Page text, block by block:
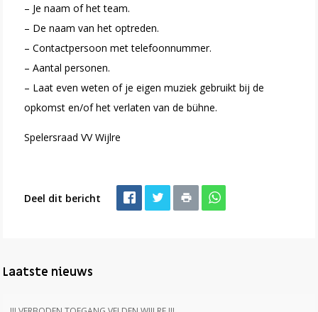
– Je naam of het team.
– De naam van het optreden.
– Contactpersoon met telefoonnummer.
– Aantal personen.
– Laat even weten of je eigen muziek gebruikt bij de
opkomst en/of het verlaten van de bühne.
Spelersraad VV Wijlre
Deel dit bericht
Laatste nieuws